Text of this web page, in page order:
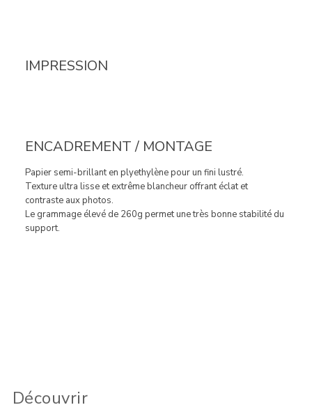
Découvrir
IMPRESSION
ENCADREMENT / MONTAGE
Papier semi-brillant en plyethylène pour un fini lustré.
Texture ultra lisse et extrême blancheur offrant éclat et
contraste aux photos.
Le grammage élevé de 260g permet une très bonne stabilité du
support.